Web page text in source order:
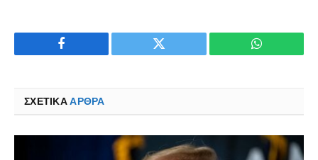
Facebook Twitter WhatsApp
ΣΧΕΤΙΚΑΆΡΘΡΑ